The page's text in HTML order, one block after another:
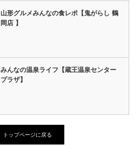
山形グルメみんなの食レポ【鬼がらし 鶴
岡店 】
みんなの温泉ライフ【蔵王温泉センター
プラザ】
トップページに戻る